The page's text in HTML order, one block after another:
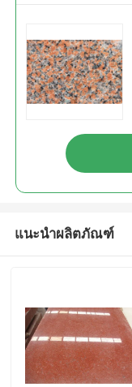
แนะนำผลิตภัณฑ์